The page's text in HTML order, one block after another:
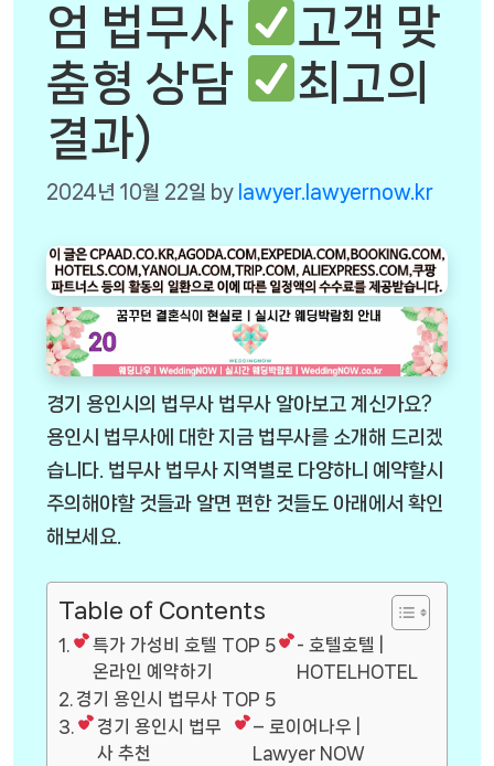
엄 법무사
고객 맞
춤형 상담
최고의
결과)
2024년 10월 22일 by lawyer.lawyernow.kr
경기 용인시의 법무사 법무사 알아보고 계신가요?
용인시 법무사에 대한 지금 법무사를 소개해 드리겠
습니다. 법무사 법무사 지역별로 다양하니 예약할시
주의해야할 것들과 알면 편한 것들도 아래에서 확인
해보세요.
Table of Contents
특가 가성비 호텔 TOP 5
온라인 예약하기
- 호텔호텔 |
HOTELHOTEL
경기 용인시 법무사 TOP 5
경기 용인시 법무
사 추천
– 로이어나우 |
Lawyer NOW